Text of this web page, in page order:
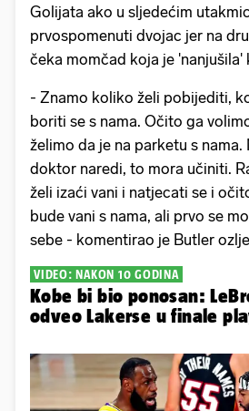
Golijata ako u sljedećim
prvospomenuti dvojac jer na
čeka momčad koja je 'nanjušila'
- Znamo koliko želi pobijediti,
boriti se s nama. Očito ga
želimo da je na parketu s nama.
doktor ​​naredi, to mora učiniti.
želi izaći vani i natjecati se i
bude vani s nama, ali prvo se
sebe - komentirao je Butler
VIDEO: NAKON 10 GODINA
Kobe bi bio ponosan:
odveo Lakerse u finale